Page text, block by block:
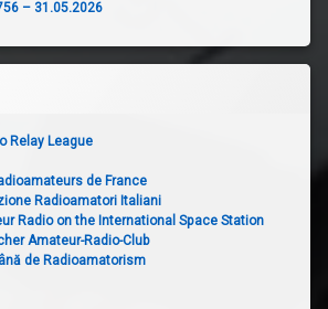
– 31.05.2026
Relay League
de France
Radioamatori Italiani
Radio on the International Space Station
Amateur-Radio-Club
de Radioamatorism